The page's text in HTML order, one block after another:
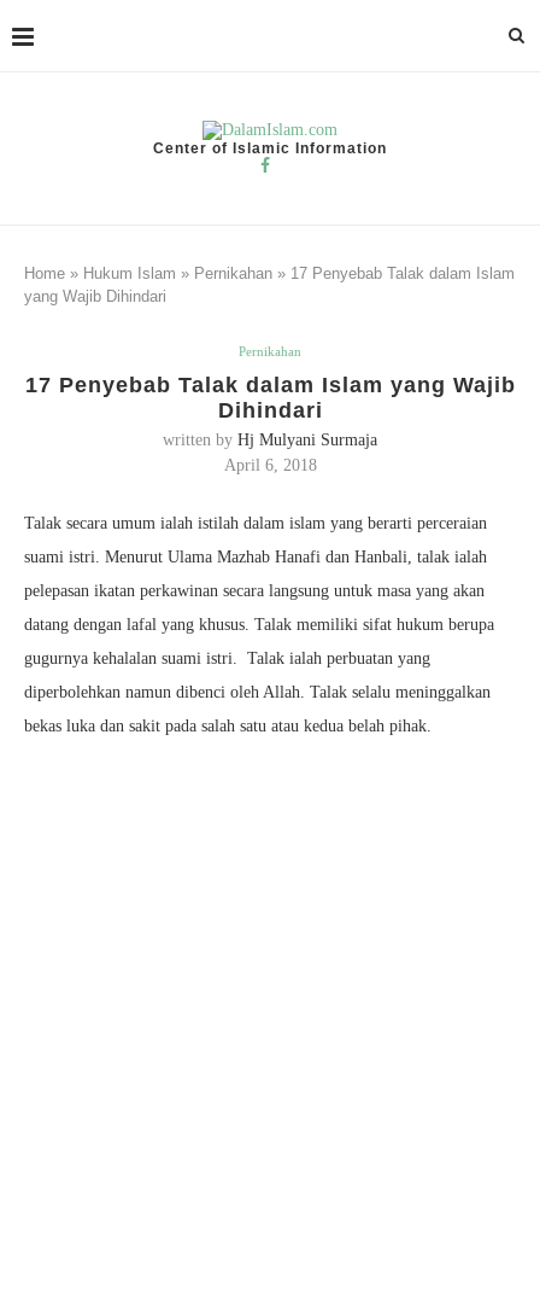
Center of Islamic Information
Home » Hukum Islam » Pernikahan » 17 Penyebab Talak dalam Islam
yang Wajib Dihindari
Pernikahan
17 Penyebab Talak dalam Islam yang Wajib
Dihindari
written by Hj Mulyani Surmaja
April 6, 2018
Talak secara umum ialah istilah dalam islam yang berarti perceraian
suami istri. Menurut Ulama Mazhab Hanafi dan Hanbali, talak ialah
pelepasan ikatan perkawinan secara langsung untuk masa yang akan
datang dengan lafal yang khusus. Talak memiliki sifat hukum berupa
gugurnya kehalalan suami istri. Talak ialah perbuatan yang
diperbolehkan namun dibenci oleh Allah. Talak selalu meninggalkan
bekas luka dan sakit pada salah satu atau kedua belah pihak.